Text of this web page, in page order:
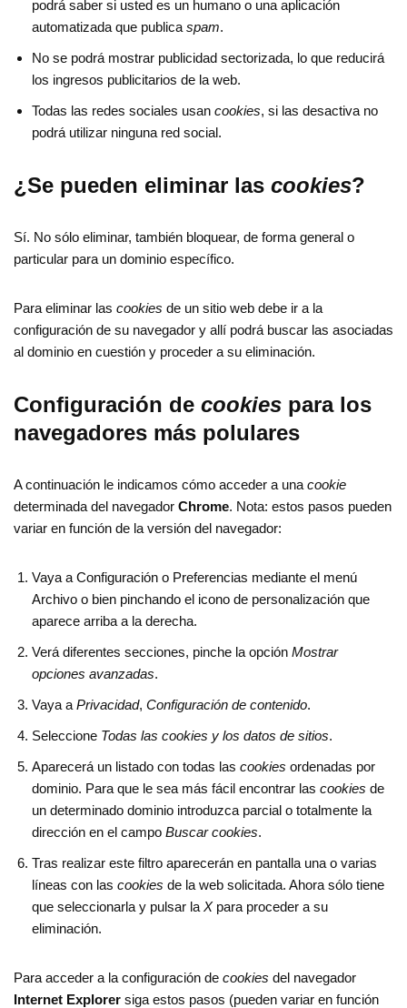
podrá saber si usted es un humano o una aplicación
automatizada que publica spam.
No se podrá mostrar publicidad sectorizada, lo que reducirá
los ingresos publicitarios de la web.
Todas las redes sociales usan cookies, si las desactiva no
podrá utilizar ninguna red social.
¿Se pueden eliminar las cookies?
Sí. No sólo eliminar, también bloquear, de forma general o
particular para un dominio específico.
Para eliminar las cookies de un sitio web debe ir a la
configuración de su navegador y allí podrá buscar las asociadas
al dominio en cuestión y proceder a su eliminación.
Configuración de cookies para los
navegadores más polulares
A continuación le indicamos cómo acceder a una cookie
determinada del navegador Chrome. Nota: estos pasos pueden
variar en función de la versión del navegador:
Vaya a Configuración o Preferencias mediante el menú
Archivo o bien pinchando el icono de personalización que
aparece arriba a la derecha.
Verá diferentes secciones, pinche la opción Mostrar
opciones avanzadas.
Vaya a Privacidad, Configuración de contenido.
Seleccione Todas las cookies y los datos de sitios.
Aparecerá un listado con todas las cookies ordenadas por
dominio. Para que le sea más fácil encontrar las cookies de
un determinado dominio introduzca parcial o totalmente la
dirección en el campo Buscar cookies.
Tras realizar este filtro aparecerán en pantalla una o varias
líneas con las cookies de la web solicitada. Ahora sólo tiene
que seleccionarla y pulsar la Xpara proceder a su
eliminación.
Para acceder a la configuración de cookies del navegador
Internet Explorer siga estos pasos (pueden variar en función